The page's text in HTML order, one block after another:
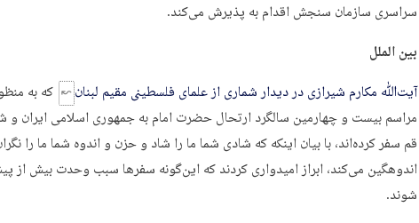
سراسری سازمان سنجش اقدام به پذیرش می‌کند.
بین الملل
آیت‌ﷲ مکارم شیرازی در دیدار شماری از علمای فلسطینی مقیم لبنان
که به
مراسم بیست و چهارمین سالگرد ارتحال حضرت امام به جمهوری اسلامی ایران
قم سفر کرده‌اند، با بیان اینکه که شادی شما ما را شاد و حزن و اندوه شما ما را
اندوهگین می‌کند، ابراز امیدواری کردند که این‌گونه سفرها سبب وحدت بیش از
شوند.